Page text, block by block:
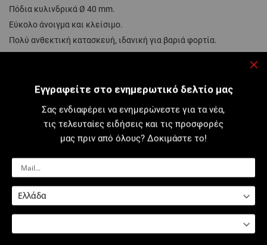
Πόδια κυλινδρικά Ø 40 mm.
Εύκολο άνοιγμα και κλείσιμο.
Πολύ ανθεκτική κατασκευή, ιδανική για βαριά φορτία.
Για να διευκολύνεται η μετακίνηση, υπάρχει έκδοση με σετ
ρόδες + λαβή. Οι βίδες περιλαμβάνονται, γρήγορη
συναρμολόγηση.
Το σετ ρόδες + λαβή (Kωδ. 200912) διατίθεται μεμονωμένα για
όσους διαθέτουν ήδη πάγκο.
Κωδικοί
Σχόλια
αξεσουάρ
Εγγραφείτε στο ενημερωτικό δελτίο μας
Σας ενδιαφέρει να ενημερώνεστε για τα νέα,
τις τελευταίες ειδήσεις και τις προσφορές
μας πριν από όλους? Δοκιμάστε το!